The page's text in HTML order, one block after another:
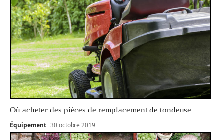
Où acheter des pièces de remplacement de tondeuse
Équipement 30 octobre 2019